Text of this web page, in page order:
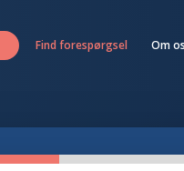
Find forespørgsel Om os